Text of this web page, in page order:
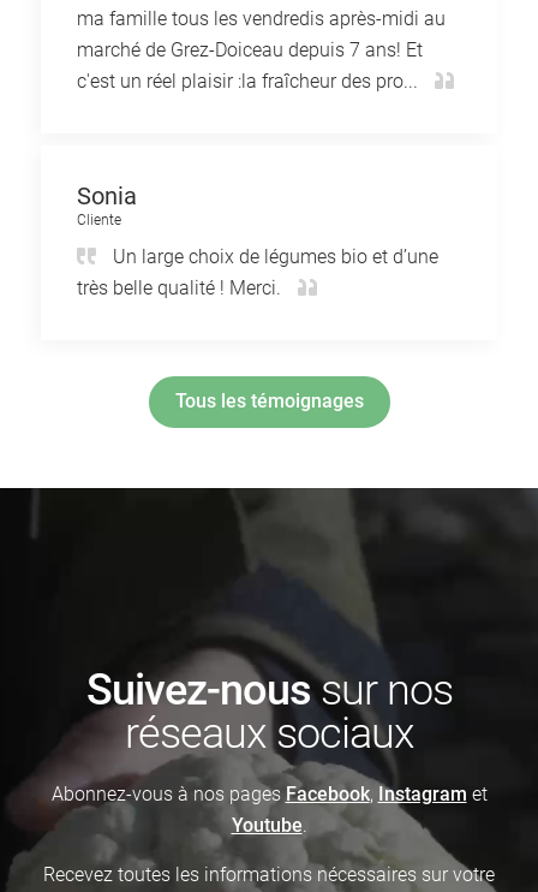
ma famille tous les vendredis après-midi au
marché de Grez-Doiceau depuis 7 ans! Et
c'est un réel plaisir :la fraîcheur des pro...
Sonia
Cliente
Un large choix de légumes bio et d’une
très belle qualité ! Merci.
Tous les témoignages
Suivez-noussur nos
réseaux sociaux
Abonnez-vous à nos pages Facebook, Instagram et
Youtube.
Recevez toutes les informations nécessaires sur votre